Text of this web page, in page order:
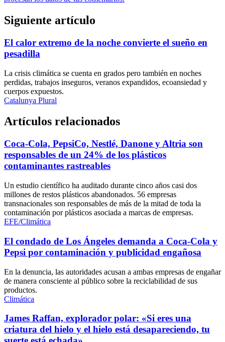
Siguiente artículo
El calor extremo de la noche convierte el sueño en
pesadilla
La crisis climática se cuenta en grados pero también en noches
perdidas, trabajos inseguros, veranos expandidos, ecoansiedad y
cuerpos expuestos.
Catalunya Plural
Artículos relacionados
Coca-Cola, PepsiCo, Nestlé, Danone y Altria son
responsables de un 24% de los plásticos
contaminantes rastreables
Un estudio científico ha auditado durante cinco años casi dos
millones de restos plásticos abandonados. 56 empresas
transnacionales son responsables de más de la mitad de toda la
contaminación por plásticos asociada a marcas de empresas.
EFE/Climática
El condado de Los Ángeles demanda a Coca-Cola y
Pepsi por contaminación y publicidad engañosa
En la denuncia, las autoridades acusan a ambas empresas de engañar
de manera consciente al público sobre la reciclabilidad de sus
productos.
Climática
James Raffan, explorador polar: «Si eres una
criatura del hielo y el hielo está desapareciendo, tu